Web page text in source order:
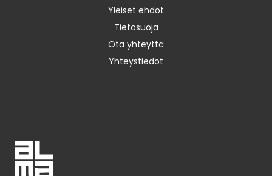
Yleiset ehdot
Tietosuoja
Ota yhteyttä
Yhteystiedot